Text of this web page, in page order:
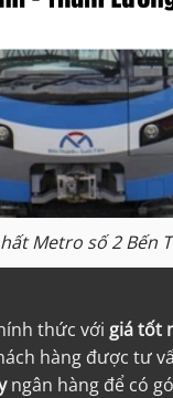
Metro số 2 Bến
thức với giá tốt
hàng được tư
ngân hàng để có